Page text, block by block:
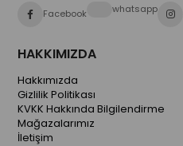
Facebook whatsapp
HAKKIMIZDA
Hakkımızda
Gizlilik Politikası
KVKK Hakkında Bilgilendirme
Mağazalarımız
İletişim